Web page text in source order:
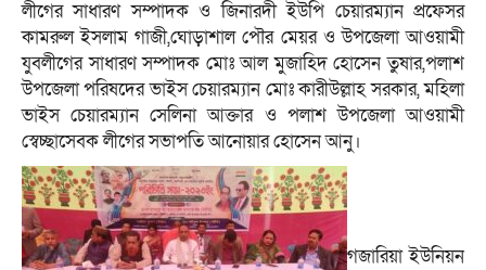
লীগের সাধারণ সম্পাদক ও জিনারদী ইউপি চেয়ারম্যান প্রফেসর
কামরুল ইসলাম গাজী,ঘোড়াশাল পৌর মেয়র ও উপজেলা আওয়ামী
যুবলীগের সাধারণ সম্পাদক মোঃ আল মুজাহিদ হোসেন তুষার,পলাশ
উপজেলা পরিষদের ভাইস চেয়ারম্যান মোঃ কারীউল্লাহ সরকার, মহিলা
ভাইস চেয়ারম্যান সেলিনা আক্তার ও পলাশ উপজেলা আওয়ামী
স্বেচ্ছাসেবক লীগের সভাপতি আনোয়ার হোসেন আনু।
গজারিয়া ইউনিয়ন